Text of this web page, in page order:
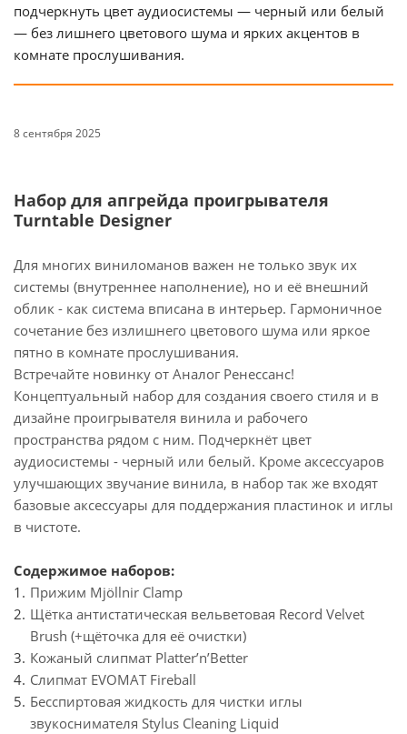
подчеркнуть цвет аудиосистемы — черный или белый
— без лишнего цветового шума и ярких акцентов в
комнате прослушивания.
8 сентября 2025
Набор для апгрейда проигрывателя
Turntable Designer
Для многих виниломанов важен не только звук их
системы (внутреннее наполнение), но и её внешний
облик - как система вписана в интерьер. Гармоничное
сочетание без излишнего цветового шума или яркое
пятно в комнате прослушивания.
Встречайте новинку от Аналог Ренессанс!
Концептуальный набор для создания своего стиля и в
дизайне проигрывателя винила и рабочего
пространства рядом с ним. Подчеркнёт цвет
аудиосистемы - черный или белый. Кроме аксессуаров
улучшающих звучание винила, в набор так же входят
базовые аксессуары для поддержания пластинок и иглы
в чистоте.
Содержимое наборов:
Прижим Mjöllnir Clamp
Щётка антистатическая вельветовая Record Velvet
Brush (+щёточка для её очистки)
Кожаный слипмат Platter’n’Better
Слипмат EVOMAT Fireball
Бесспиртовая жидкость для чистки иглы
звукоснимателя Stylus Cleaning Liquid